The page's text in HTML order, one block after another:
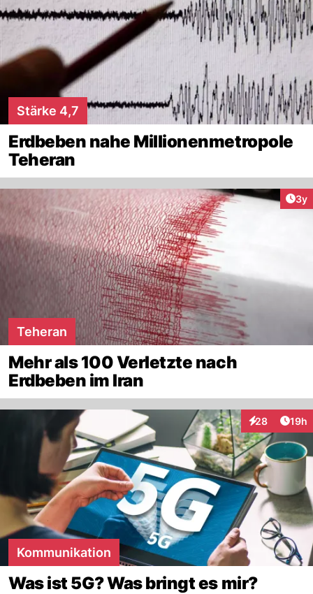
Stärke 4,7
Erdbeben nahe Millionenmetropole
Teheran
3y
Teheran
Mehr als 100 Verletzte nach
Erdbeben im Iran
28
Interaktionen
19h
Kommunikation
Was ist 5G? Was bringt es mir?